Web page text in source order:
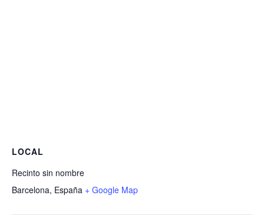
LOCAL
Recinto sin nombre
Barcelona, España + Google Map